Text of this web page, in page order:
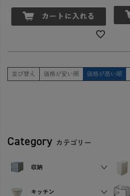
並び替え 価格が安い順 価格が高い順
Category カテゴリー
収納
キッチン